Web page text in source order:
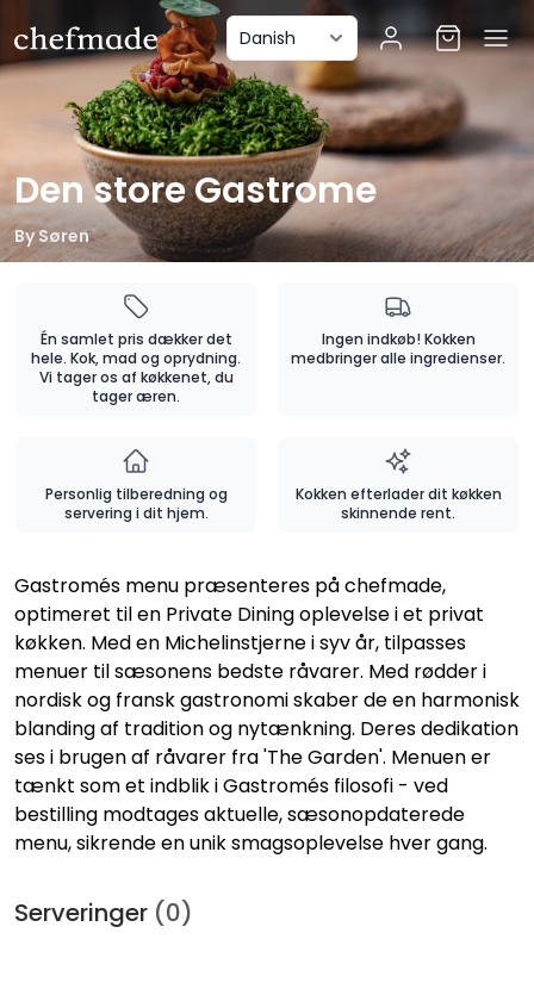
Den store Gastrome
BySøren
Én samlet pris dækker det
hele. Kok, mad og oprydning.
Vi tager os af køkkenet, du
tager æren.
Ingen indkøb! Kokken
medbringer alle ingredienser.
Personlig tilberedning og
servering i dit hjem.
Kokken efterlader dit køkken
skinnende rent.
Gastromés menu præsenteres på chefmade,
optimeret til en Private Dining oplevelse i et privat
køkken. Med en Michelinstjerne i syv år, tilpasses
menuer til sæsonens bedste råvarer. Med rødder i
nordisk og fransk gastronomi skaber de en harmonisk
blanding af tradition og nytænkning. Deres dedikation
ses i brugen af råvarer fra 'The Garden'. Menuen er
tænkt som et indblik i Gastromés filosofi - ved
bestilling modtages aktuelle, sæsonopdaterede
menu, sikrende en unik smagsoplevelse hver gang.
Serveringer (0)